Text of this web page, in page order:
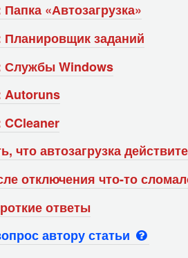
«Автозагрузка»
Планировщик заданий
Службы Windows
Autoruns
что автозагрузка
отключения что-то
ответы
автору статьи